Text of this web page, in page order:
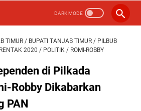
TIMUR / BUPATI TANJAB TIMUR / PILBUB
2020 / POLITIK / ROMI-ROBBY
di Pilkada
Robby Dikabarkan
PAN